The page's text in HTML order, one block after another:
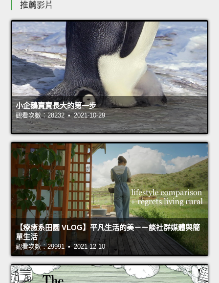
推薦影片
小企鵝寶寶長大的第一步
觀看次數：28232 • 2021-10-29
【療癒系田園 VLOG】平凡生活的美－－談社群媒體與簡
單生活
觀看次數：29991 • 2021-12-10